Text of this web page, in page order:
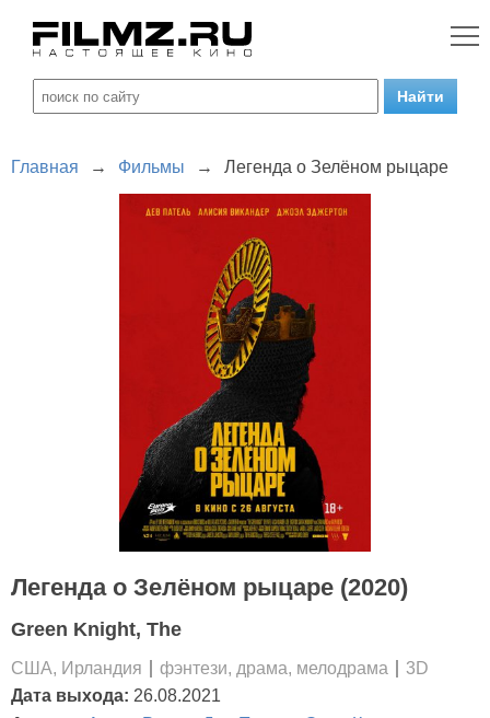
Главная → Фильмы → Легенда о Зелёном рыцаре
Легенда о Зелёном рыцаре (2020)
Green Knight, The
США, Ирландия фэнтези, драма, мелодрама
3D
Дата выхода: 26.08.2021